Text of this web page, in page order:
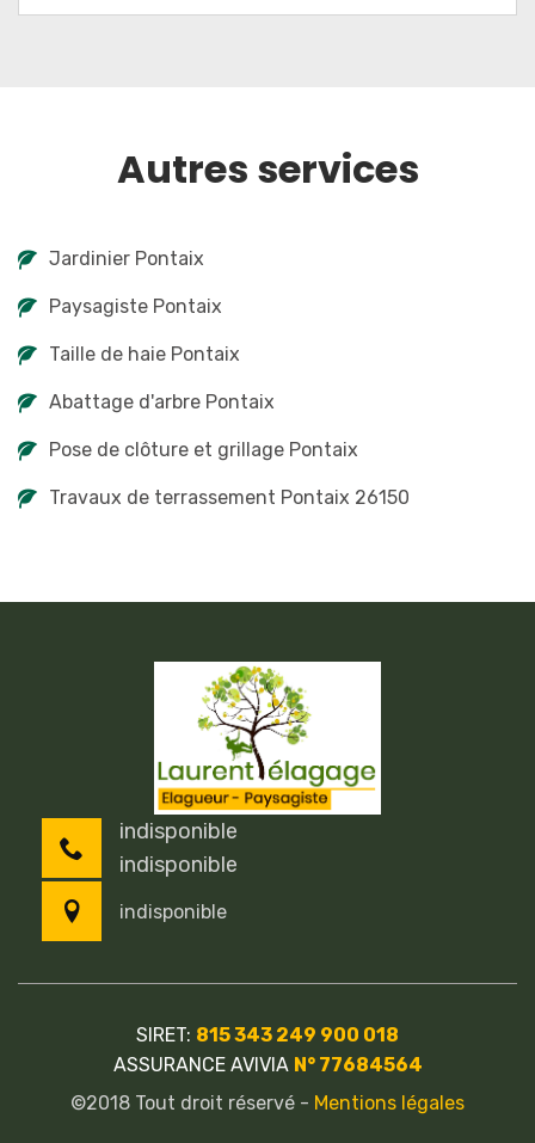
Autres services
Jardinier Pontaix
Paysagiste Pontaix
Taille de haie Pontaix
Abattage d'arbre Pontaix
Pose de clôture et grillage Pontaix
Travaux de terrassement Pontaix 26150
indisponible
indisponible
indisponible
SIRET: 815 343 249 900 018
ASSURANCE AVIVIA N° 77684564
©2018 Tout droit réservé - Mentions légales